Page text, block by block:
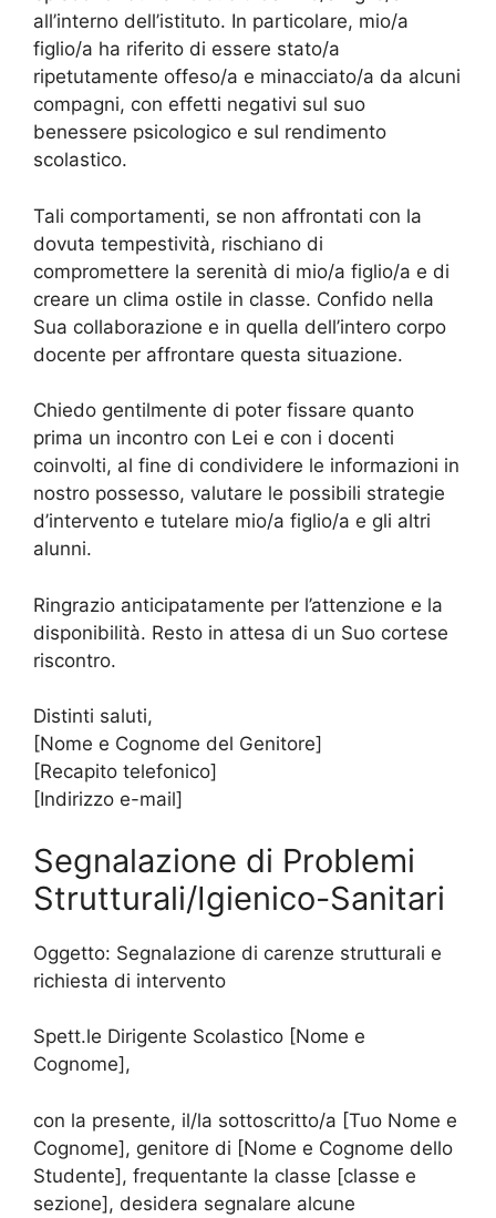
all’interno dell’istituto. In particolare, mio/a
figlio/a ha riferito di essere stato/a
ripetutamente offeso/a e minacciato/a da alcuni
compagni, con effetti negativi sul suo
benessere psicologico e sul rendimento
scolastico.
Tali comportamenti, se non affrontati con la
dovuta tempestività, rischiano di
compromettere la serenità di mio/a figlio/a e di
creare un clima ostile in classe. Confido nella
Sua collaborazione e in quella dell’intero corpo
docente per affrontare questa situazione.
Chiedo gentilmente di poter fissare quanto
prima un incontro con Lei e con i docenti
coinvolti, al fine di condividere le informazioni in
nostro possesso, valutare le possibili strategie
d’intervento e tutelare mio/a figlio/a e gli altri
alunni.
Ringrazio anticipatamente per l’attenzione e la
disponibilità. Resto in attesa di un Suo cortese
riscontro.
Distinti saluti,
[Nome e Cognome del Genitore]
[Recapito telefonico]
[Indirizzo e-mail]
Segnalazione di Problemi
Strutturali/Igienico-Sanitari
Oggetto: Segnalazione di carenze strutturali e
richiesta di intervento
Spett.le Dirigente Scolastico [Nome e
Cognome],
con la presente, il/la sottoscritto/a [Tuo Nome e
Cognome], genitore di [Nome e Cognome dello
Studente], frequentante la classe [classe e
sezione], desidera segnalare alcune